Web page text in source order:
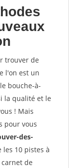
trouver de
l'on est un
bouche-à-
la qualité et le
! Mais
pour vous
des-
les 10 pistes à
de